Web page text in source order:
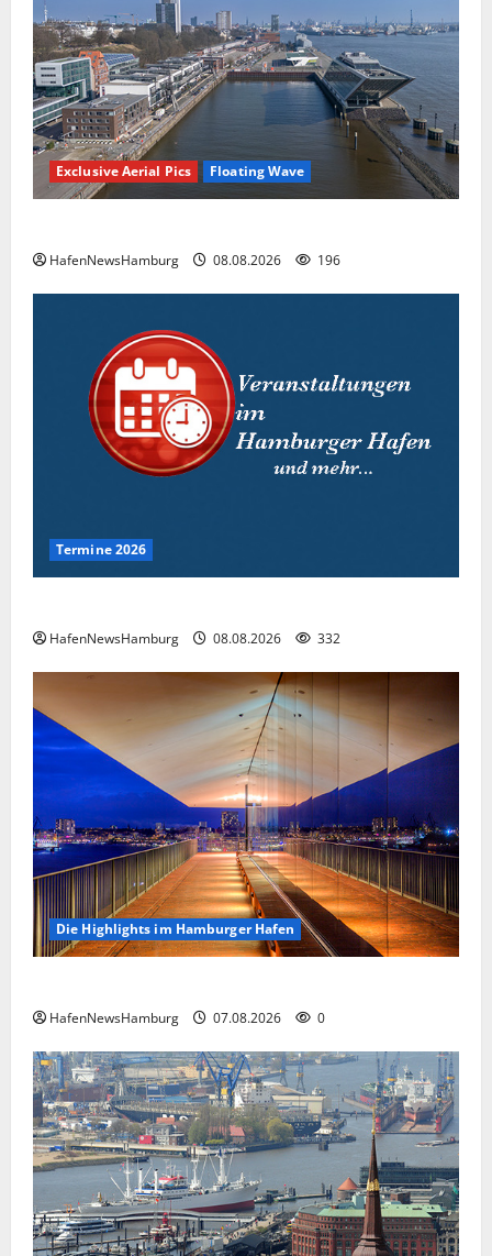
Exclusive Aerial Pics Floating Wave
HafenNewsHamburg 08.08.2026 196
Termine 2026
HafenNewsHamburg 08.08.2026 332
Die Highlights im Hamburger Hafen
HafenNewsHamburg 07.08.2026 0